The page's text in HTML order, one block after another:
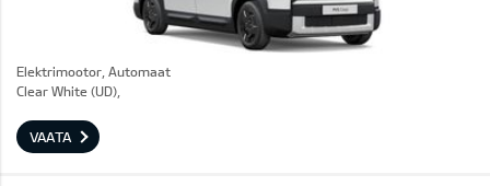
Elektrimootor, Automaat
Clear White (UD),
VAATA